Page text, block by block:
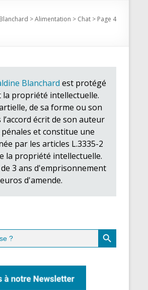
>Alimentation > Chat > Page 4
Blanchard est protégé
propriété intellectuelle.
de sa forme ou son
écrit de son auteur
et constitue une
par les articles L.3335-2
la propriété intellectuelle.
3 ans d'emprisonnement
d'amende.
Search Button